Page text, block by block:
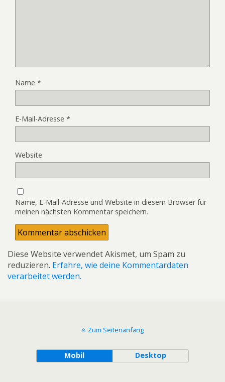
Name *
E-Mail-Adresse *
Website
Name, E-Mail-Adresse und Website in diesem Browser für
meinen nächsten Kommentar speichern.
Diese Website verwendet Akismet, um Spam zu
reduzieren. Erfahre, wie deine Kommentardaten
verarbeitet werden.
Zum Seitenanfang
Mobil Desktop